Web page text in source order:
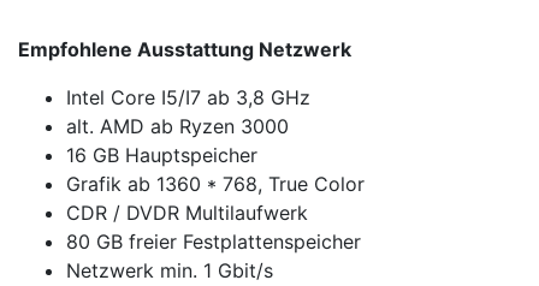
Empfohlene Ausstattung Netzwerk
Intel Core I5/I7 ab 3,8 GHz
alt. AMD ab Ryzen 3000
16 GB Hauptspeicher
Grafik ab 1360 * 768, True Color
CDR / DVDR Multilaufwerk
80 GB freier Festplattenspeicher
Netzwerk min. 1 Gbit/s